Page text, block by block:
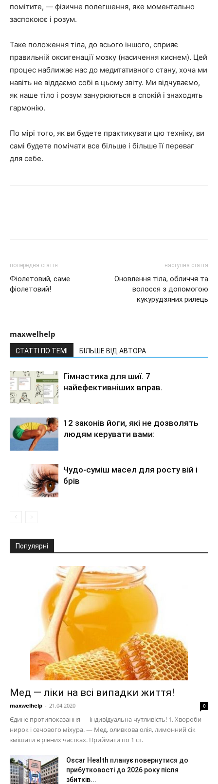
помітите, — фізичне полегшення, яке моментально
заспокоює і розум.
Таке положення тіла, до всього іншого, сприяє
правильній оксигенації мозку (насичення киснем). Цей
процес наближає нас до медитативного стану, хоча ми
навіть не віддаємо собі в цьому звіту. Ми відчуваємо,
як наше тіло і розум занурюються в спокій і знаходять
гармонію.
По мірі того, як ви будете практикувати цю техніку, ви
самі будете помічати все більше і більше її переваг
для себе.
попередня стаття
Фіолетовий, саме
фіолетовий!
наступна стаття
Оновлення тіла, обличчя та
волосся з допомогою
кукурудзяних рилець
maxwelhelp
СТАТТІ ПО ТЕМІ БІЛЬШЕ ВІД АВТОРА
Гімнастика для шиї. 7
найефективніших вправ.
12 законів йоги, які не дозволять
людям керувати вами:
Чудо-суміш масел для росту вій і
брів
Популярні
Мед — ліки на всі випадки життя!
maxwelhelp - 21.04.2020 0
Єдине протипоказання — індивідуальна чутливість! 1. Хвороби
нирок і сечового міхура. — Мед, оливкова олія, лимонний сік
змішати в рівних частках. Приймати по 1 ст.
Oscar Health планує повернутися до
прибутковості до 2026 року після
збитків...